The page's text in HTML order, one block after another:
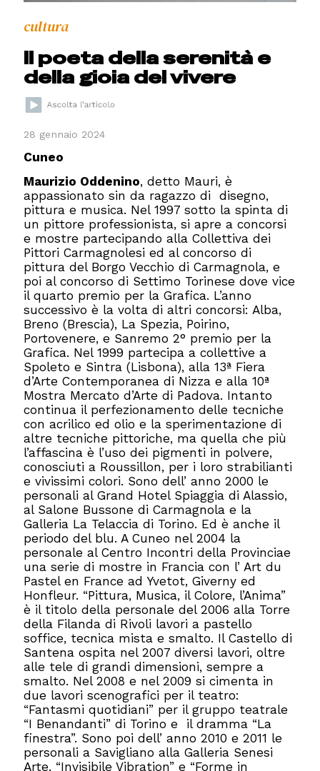
cultura
Il poeta della serenità e
della gioia del vivere
28 gennaio 2024
Cuneo
Maurizio Oddenino, detto Mauri, è
appassionato sin da ragazzo di disegno,
pittura e musica. Nel 1997 sotto la spinta di
un pittore professionista, si apre a concorsi
e mostre partecipando alla Collettiva dei
Pittori Carmagnolesi ed al concorso di
pittura del Borgo Vecchio di Carmagnola, e
poi al concorso di Settimo Torinese dove vice
il quarto premio per la Grafica. L’anno
successivo è la volta di altri concorsi: Alba,
Breno (Brescia), La Spezia, Poirino,
Portovenere, e Sanremo 2° premio per la
Grafica. Nel 1999 partecipa a collettive a
Spoleto e Sintra (Lisbona), alla 13ª Fiera
d’Arte Contemporanea di Nizza e alla 10ª
Mostra Mercato d’Arte di Padova. Intanto
continua il perfezionamento delle tecniche
con acrilico ed olio e la sperimentazione di
altre tecniche pittoriche, ma quella che più
l’affascina è l’uso dei pigmenti in polvere,
conosciuti a Roussillon, per i loro strabilianti
e vivissimi colori. Sono dell’ anno 2000 le
personali al Grand Hotel Spiaggia di Alassio,
al Salone Bussone di Carmagnola e la
Galleria La Telaccia di Torino. Ed è anche il
periodo del blu. A Cuneo nel 2004 la
personale al Centro Incontri della Provinciae
una serie di mostre in Francia con l’ Art du
Pastel en France ad Yvetot, Giverny ed
Honfleur. “Pittura, Musica, il Colore, l’Anima”
è il titolo della personale del 2006 alla Torre
della Filanda di Rivoli lavori a pastello
soffice, tecnica mista e smalto. Il Castello di
Santena ospita nel 2007 diversi lavori, oltre
alle tele di grandi dimensioni, sempre a
smalto. Nel 2008 e nel 2009 si cimenta in
due lavori scenografici per il teatro:
“Fantasmi quotidiani” per il gruppo teatrale
“I Benandanti” di Torino e il dramma “La
finestra”. Sono poi dell’ anno 2010 e 2011 le
personali a Savigliano alla Galleria Senesi
Arte, “Invisibile Vibration” e “Forme in